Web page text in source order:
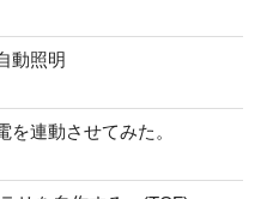
動照明
連動させてみた。